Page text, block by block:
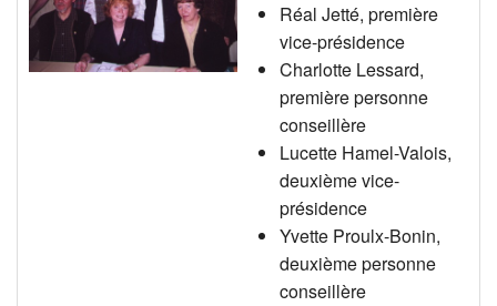
Réal Jetté, première
vice-présidence
Charlotte Lessard,
première personne
conseillère
Lucette Hamel-Valois,
deuxième vice-
présidence
Yvette Proulx-Bonin,
deuxième personne
conseillère